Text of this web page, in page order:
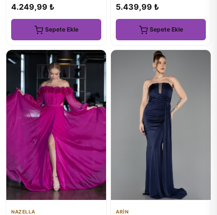
4.249,99 ₺
Sepete Ekle
5.439,99 ₺
Sepete Ekle
NAZELLA ARİN